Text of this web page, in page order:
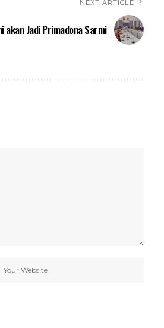
NEXT ARTICLE
akan Jadi Primadona Sarmi